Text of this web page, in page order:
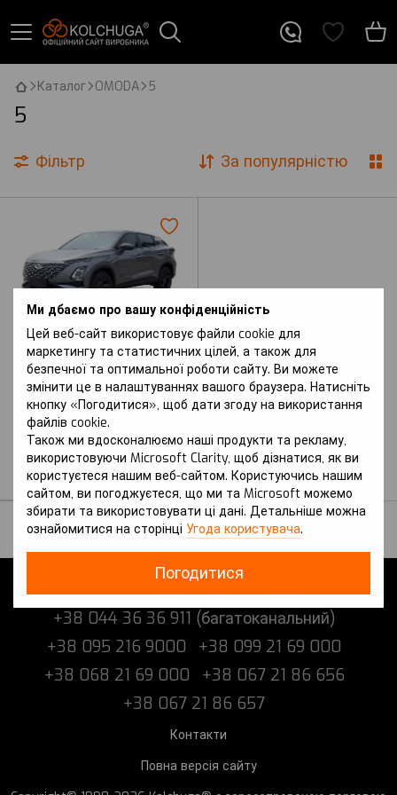
Ми дбаємо про вашу конфіденційність
Цей веб-сайт використовує файли cookie для
маркетингу та статистичних цілей, а також для
безпечної та оптимальної роботи сайту. Ви можете
змінити це в налаштуваннях вашого браузера. Натисніть
кнопку «Погодитися», щоб дати згоду на використання
файлів cookie.
Також ми вдосконалюємо наші продукти та рекламу,
використовуючи Microsoft Clarity, щоб дізнатися, як ви
користуєтеся нашим веб-сайтом. Користуючись нашим
сайтом, ви погоджуєтеся, що ми та Microsoft можемо
збирати та використовувати ці дані. Детальніше можна
ознайомитися на сторінці Угода користувача.
Погодитися
Каталог OMODA 5
5
Фільтр За популярністю
Артикул: 5 (2022 р.-) I покоління
(T34) вкл. з Рестайлінгом
OMODA
Захист на Omoda 5
(2022 р.-) I покоління
(T34) вкл. з
Рестайлінгом
В наявності
+38 073 216 9000 (багатоканальний)
+38 044 36 36 911 (багатоканальний)
+38 095 216 9000
+38 099 21 69 000
+38 068 21 69 000
+38 067 21 86 656
+38 067 21 86 657
Контакти
Повна версія сайту